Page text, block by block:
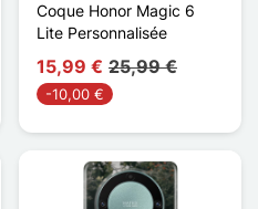
Coque Honor Magic 6
Lite Personnalisée
15,99 € 25,99 €
-10,00 €